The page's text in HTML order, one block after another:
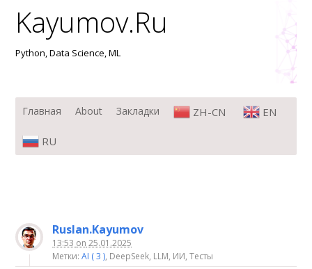
Kayumov.Ru
Python, Data Science, ML
Меню
Перейти к содержимому
Главная About Закладки ZH-CN EN
RU
Ruslan.Kayumov
13:53 on 25.01.2025
Метки:AI ( 3 ), DeepSeek, LLM, ИИ, Тесты